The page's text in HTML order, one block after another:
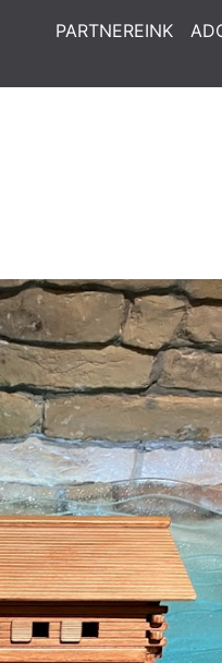
PARTNEREINK